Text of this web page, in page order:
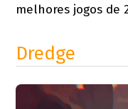
melhores jogos de
Dredge